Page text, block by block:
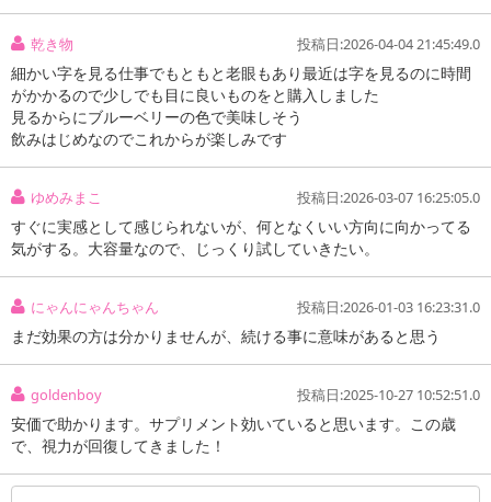
長時間PC・スマホ・タブレットなどを使う方へ！
すっきりくっきり♪表情もイキイキと！
【栄養機能食品：ビタミンA】
夜間の視力の維持を助ける栄養素「ビタミンA」配合
くっきり濃いビルベリー＆ルテインには、カロテノイドの一種で今
乾き物 投稿日:2026-04-04 21:45:49.0
細かい字を見る仕事でもともと老眼もあり最近は字を見るのに時間
がかかるので少しでも目に良いものをと購入しました
見るからにブルーベリーの色で美味しそう
飲みはじめなのでこれからが楽しみです
ゆめみまこ 投稿日:2026-03-07 16:25:05.0
すぐに実感として感じられないが、何となくいい方向に向かってる
気がする。大容量なので、じっくり試していきたい。
にゃんにゃんちゃん 投稿日:2026-01-03 16:23:31.0
まだ効果の方は分かりませんが、続ける事に意味があると思う
goldenboy 投稿日:2025-10-27 10:52:51.0
安価で助かります。サプリメント効いていると思います。この歳
で、視力が回復してきました！